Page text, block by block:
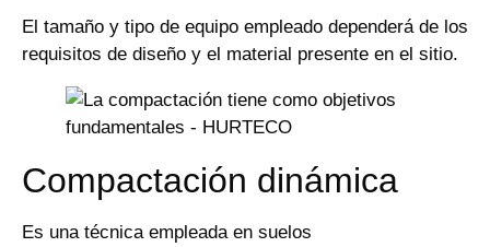
El tamaño y tipo de equipo empleado dependerá de los
requisitos de diseño y el material presente en el sitio.
Compactación dinámica
Es una técnica empleada en suelos